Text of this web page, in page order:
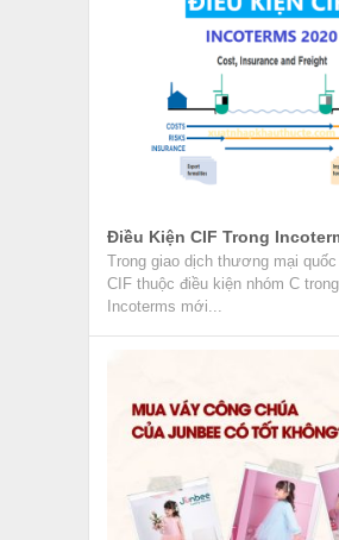
Điều Kiện CIF Trong
Trong giao dịch thương mại
CIF thuộc điều kiện nhóm C
Incoterms mới...